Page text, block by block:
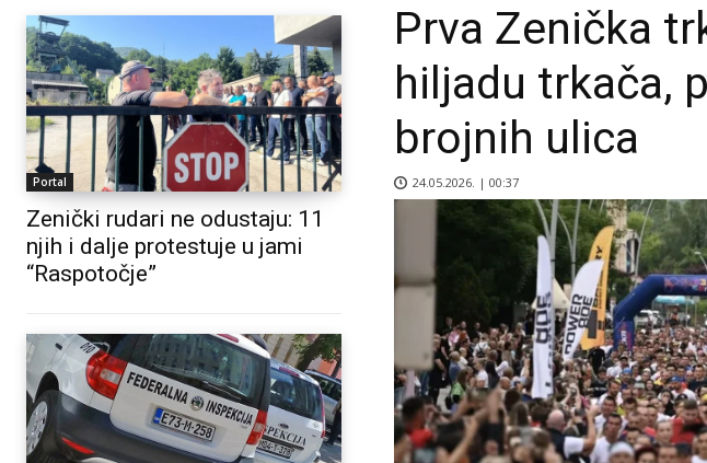
Portal
Zenički rudari ne odustaju: 11
njih i dalje protestuje u jami
“Raspotočje”
Prva Zenička
hiljadu trkača,
brojnih ulica
24.05.2026. | 00:37